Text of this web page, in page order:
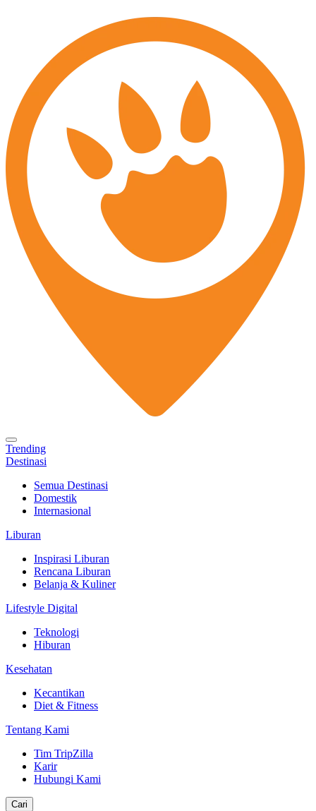
Trending
Destinasi
Semua Destinasi
Domestik
Internasional
Liburan
Inspirasi Liburan
Rencana Liburan
Belanja & Kuliner
Lifestyle Digital
Teknologi
Hiburan
Kesehatan
Kecantikan
Diet & Fitness
Tentang Kami
Tim TripZilla
Karir
Hubungi Kami
Cari